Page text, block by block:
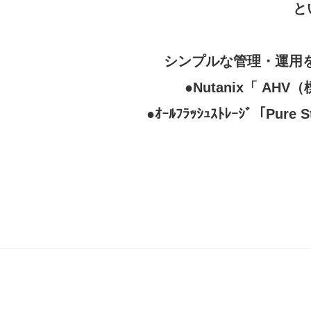
シンプルな管理・運用
●Nutanix「 AHV（
●ｵｰﾙﾌﾗｯｼｭｽﾄﾚｰｼﾞ「Pure